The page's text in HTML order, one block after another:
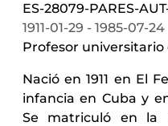
ES-28079-PARES-
1911-01-29 - 1985-07-24
Profesor universitario
Nació en 1911 en El
infancia en Cuba y
Se matriculó en la